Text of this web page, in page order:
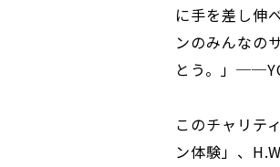
に手を差し伸
ンのみんなの
とう。」
このチャリテ
ン体験」、